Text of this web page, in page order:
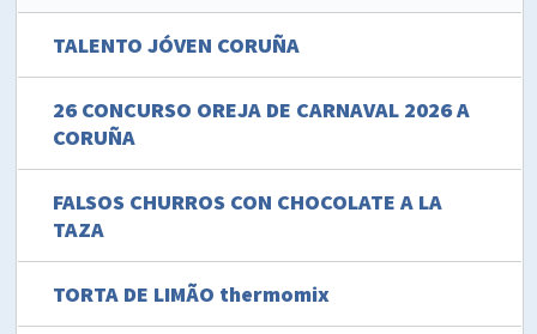
TALENTO JÓVEN CORUÑA
26 CONCURSO OREJA DE CARNAVAL 2026 A
CORUÑA
FALSOS CHURROS CON CHOCOLATE A LA
TAZA
TORTA DE LIMÃO thermomix